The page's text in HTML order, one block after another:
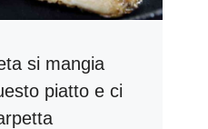
si mangia
piatto e ci